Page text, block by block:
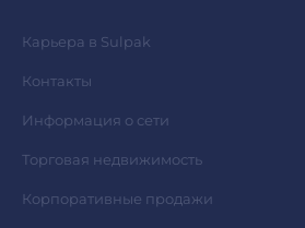
Карьера в Sulpak
Контакты
Информация о сети
Торговая недвижимость
Корпоративные продажи